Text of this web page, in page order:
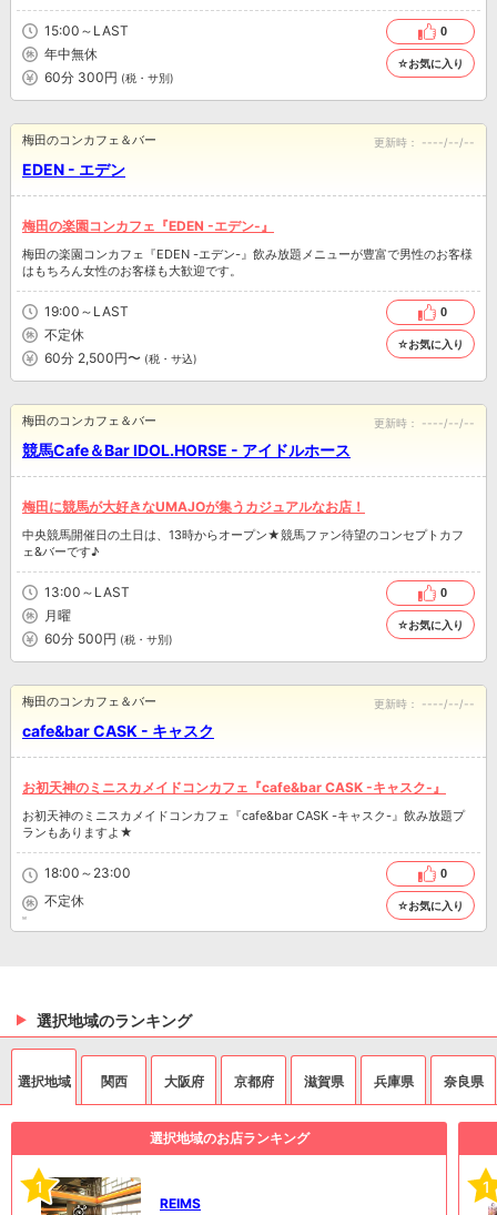
15:00～LAST
年中無休
60分 300円 (税・サ別)
0
☆お気に入り
EDEN - エデン
梅田のコンカフェ＆バー 更新時： ----/--/--
梅田の楽園コンカフェ『EDEN -エデン-』
梅田の楽園コンカフェ『EDEN -エデン-』飲み放題メニューが豊富で男性のお客様
はもちろん女性のお客様も大歓迎です。
19:00～LAST
不定休
60分 2,500円〜 (税・サ込)
0
☆お気に入り
競馬Cafe＆Bar IDOL.HORSE - アイドルホース
梅田のコンカフェ＆バー 更新時： ----/--/--
梅田に競馬が大好きなUMAJOが集うカジュアルなお店！
中央競馬開催日の土日は、13時からオープン★競馬ファン待望のコンセプトカフ
ェ&バーです♪
13:00～LAST
月曜
60分 500円 (税・サ別)
0
☆お気に入り
cafe&bar CASK - キャスク
梅田のコンカフェ＆バー 更新時： ----/--/--
お初天神のミニスカメイドコンカフェ『cafe&bar CASK -キャスク-』
お初天神のミニスカメイドコンカフェ『cafe&bar CASK -キャスク-』飲み放題プ
ランもありますよ★
18:00～23:00
不定休
0
☆お気に入り
選択地域のランキング
選択地域 関西 大阪府 京都府 滋賀県 兵庫県 奈良県
選択地域のお店ランキング
1
REIMS
1